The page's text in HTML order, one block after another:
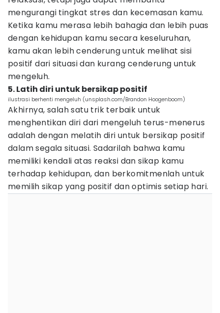
mengurangi tingkat stres dan kecemasan kamu.
Ketika kamu merasa lebih bahagia dan lebih puas
dengan kehidupan kamu secara keseluruhan,
kamu akan lebih cenderung untuk melihat sisi
positif dari situasi dan kurang cenderung untuk
mengeluh.
5. Latih diri untuk bersikap positif
ilustrasi berhenti mengeluh (unsplash.com/Brandon Hoogenboom)
Akhirnya, salah satu trik terbaik untuk
menghentikan diri dari mengeluh terus-menerus
adalah dengan melatih diri untuk bersikap positif
dalam segala situasi. Sadarilah bahwa kamu
memiliki kendali atas reaksi dan sikap kamu
terhadap kehidupan, dan berkomitmenlah untuk
memilih sikap yang positif dan optimis setiap hari.